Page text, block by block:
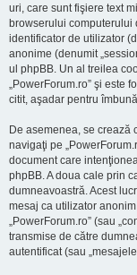
uri, care sunt fişiere text
browserului computerului
identificator de utilizator
anonime (denumit
ul phpBB. Un al treilea
„PowerForum.ro” şi este
citit, aşadar pentru
De asemenea, se crează
navigaţi pe
document care
phpBB. A doua cale prin
dumneavoastră. Acest
mesaj ca utilizator
„PowerForum.ro” (sau
transmise de către
autentificat (sau